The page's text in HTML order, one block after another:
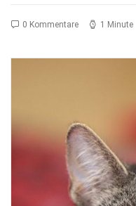
0 Kommentare 1 Minute